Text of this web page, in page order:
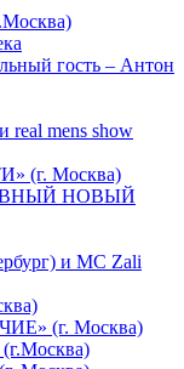
гость – Антон
mens show
(г. Москва)
НОВЫЙ
и MC Zali
(г. Москва)